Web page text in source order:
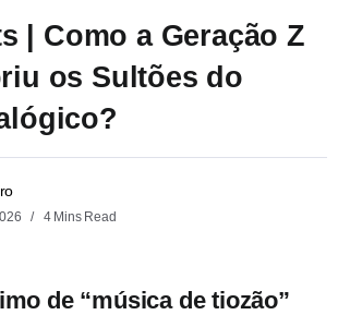
| Como a Geração Z
os Sultões do
4 Mins Read
de “música de tiozão”